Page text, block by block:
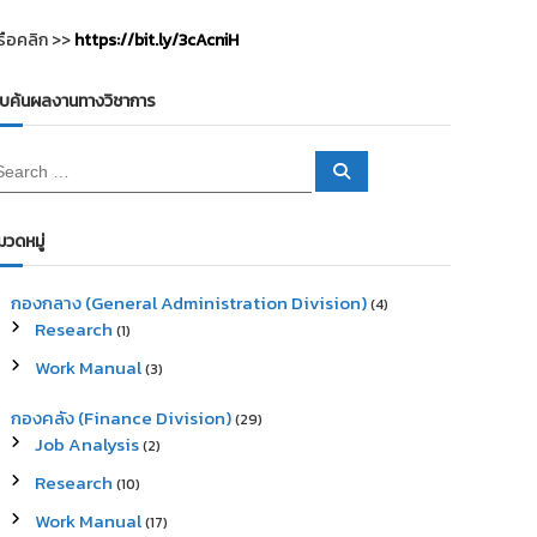
อคลิก >>https://bit.ly/3cAcniH
ค้นผลงานทางวิชาการ
S
วดหมู่
กองกลาง (General Administration Division)(4)
Research (1)
Work Manual(3)
กองคลัง (Finance Division)(29)
Job Analysis(2)
Research (10)
Work Manual(17)